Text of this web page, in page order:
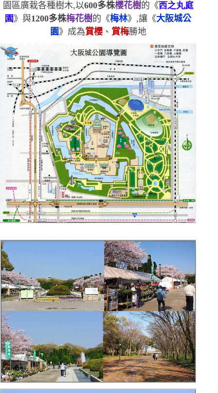
園區廣栽各種樹木,以600多株櫻花樹的 《西之丸庭
園》與1200多株梅花樹的《梅林》,讓《大阪城公
園》成為賞櫻、 賞梅勝地